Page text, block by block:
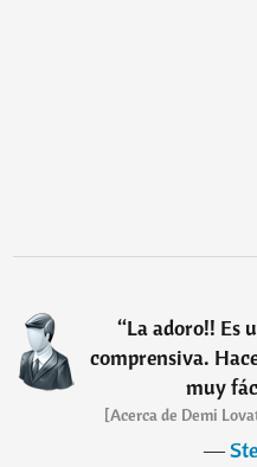
“La adoro!! Es
comprensiva.
muy
[Acerca de Demi
―